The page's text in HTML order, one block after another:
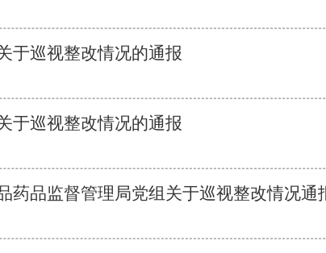
于巡视整改情况的通报
于巡视整改情况的通报
药品监督管理局党组关于巡视整改情况通